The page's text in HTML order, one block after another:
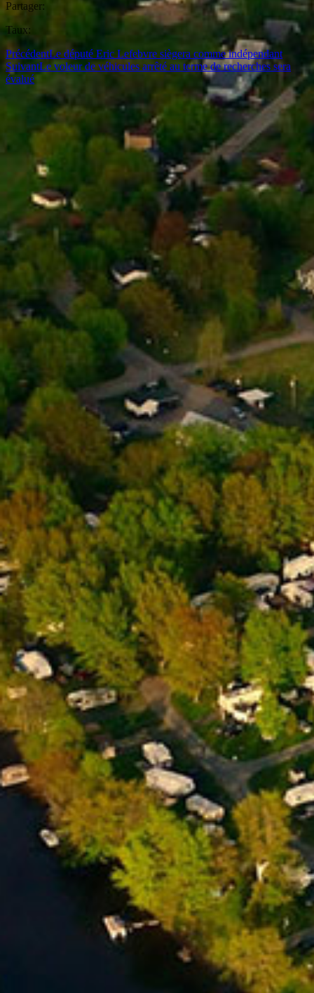
Partager:
Taux:
PrécédentLe député Eric Lefebvre siègera comme indépendant
SuivantLe voleur de véhicules arrêté au terme de recherches sera
évalué